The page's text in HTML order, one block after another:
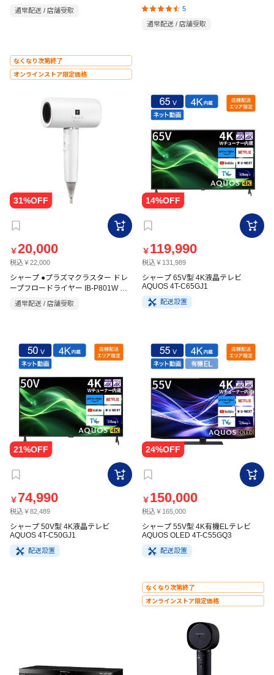
通常配送 / 店舗受取 5
通常配送 / 店舗受取
なくなり次第終了
オンラインストア限定価格
￥20,000
税込￥22,000
シャープ ●プラズマクラスター ドレ
ープフロードライヤー IB-P801W ミ
ナスホワイト
通常配送 / 店舗受取
￥ 119,990
税込￥131,989
シャープ 65V型 4K液晶テレビ
AQUOS 4T-C65GJ1
配送設置
￥ 74,990
税込￥82,489
シャープ 50V型 4K液晶テレビ
AQUOS 4T-C50GJ1
配送設置
￥ 150,000
税込￥165,000
シャープ 55V型 4K有機ELテレビ
AQUOS OLED 4T-C55GQ3
配送設置
なくなり次第終了
オンラインストア限定価格